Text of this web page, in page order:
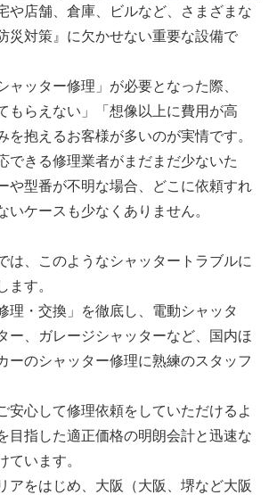
や店舗、倉庫、ビルなど、さまざまな
災対策』に欠かせない重要な設備で
ャッター修理」が必要となった際、
もらえない」「想像以上に費用が高
を抱えるお客様が多いのが実情です。
できる修理業者がまだまだ少ないた
や型番が不明な場合、どこに依頼すれ
いケースも少なくありません。
は、このようなシャッタートラブルに
す。
理・交換」を徹底し、電動シャッタ
ー、ガレージシャッターなど、国内ほ
ーのシャッター修理に熟練のスタッフ
安心して修理依頼をしていただけるよ
目指した適正価格の明朗会計と迅速な
ています。
アをはじめ、大阪（大阪、堺など大阪